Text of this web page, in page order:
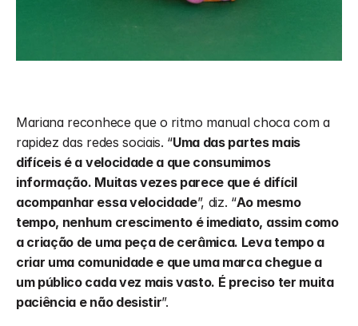
Mariana reconhece que o ritmo manual choca com a
rapidez das redes sociais. “Uma das partes mais
difíceis é a velocidade a que consumimos
informação. Muitas vezes parece que é difícil
acompanhar essa velocidade”, diz. “Ao mesmo
tempo, nenhum crescimento é imediato, assim como
a criação de uma peça de cerâmica. Leva tempo a
criar uma comunidade e que uma marca chegue a
um público cada vez mais vasto. É preciso ter muita
paciência e não desistir”.